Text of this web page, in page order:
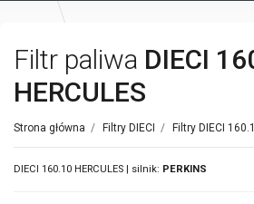
Filtr paliwa DIECI
HERCULES
Strona główna / Filtry DIECI / Filtry DIECI
DIECI 160.10 HERCULES | silnik: PERKINS